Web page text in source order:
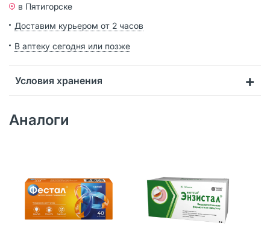
в Пятигорске
Доставим курьером от 2 часов
В аптеку сегодня или позже
Условия хранения
Аналоги